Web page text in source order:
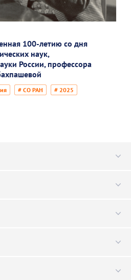
100-летию со дня
наук,
России, профессора
# СО РАН # 2025